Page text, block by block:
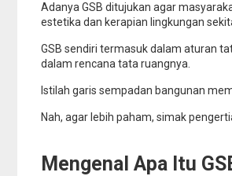
Adanya GSB ditujukan agar
estetika dan kerapian lingkungan
GSB sendiri termasuk dalam aturan
dalam rencana tata ruangnya.
Istilah garis sempadan bangunan
Nah, agar lebih paham, simak
Mengenal Apa Itu